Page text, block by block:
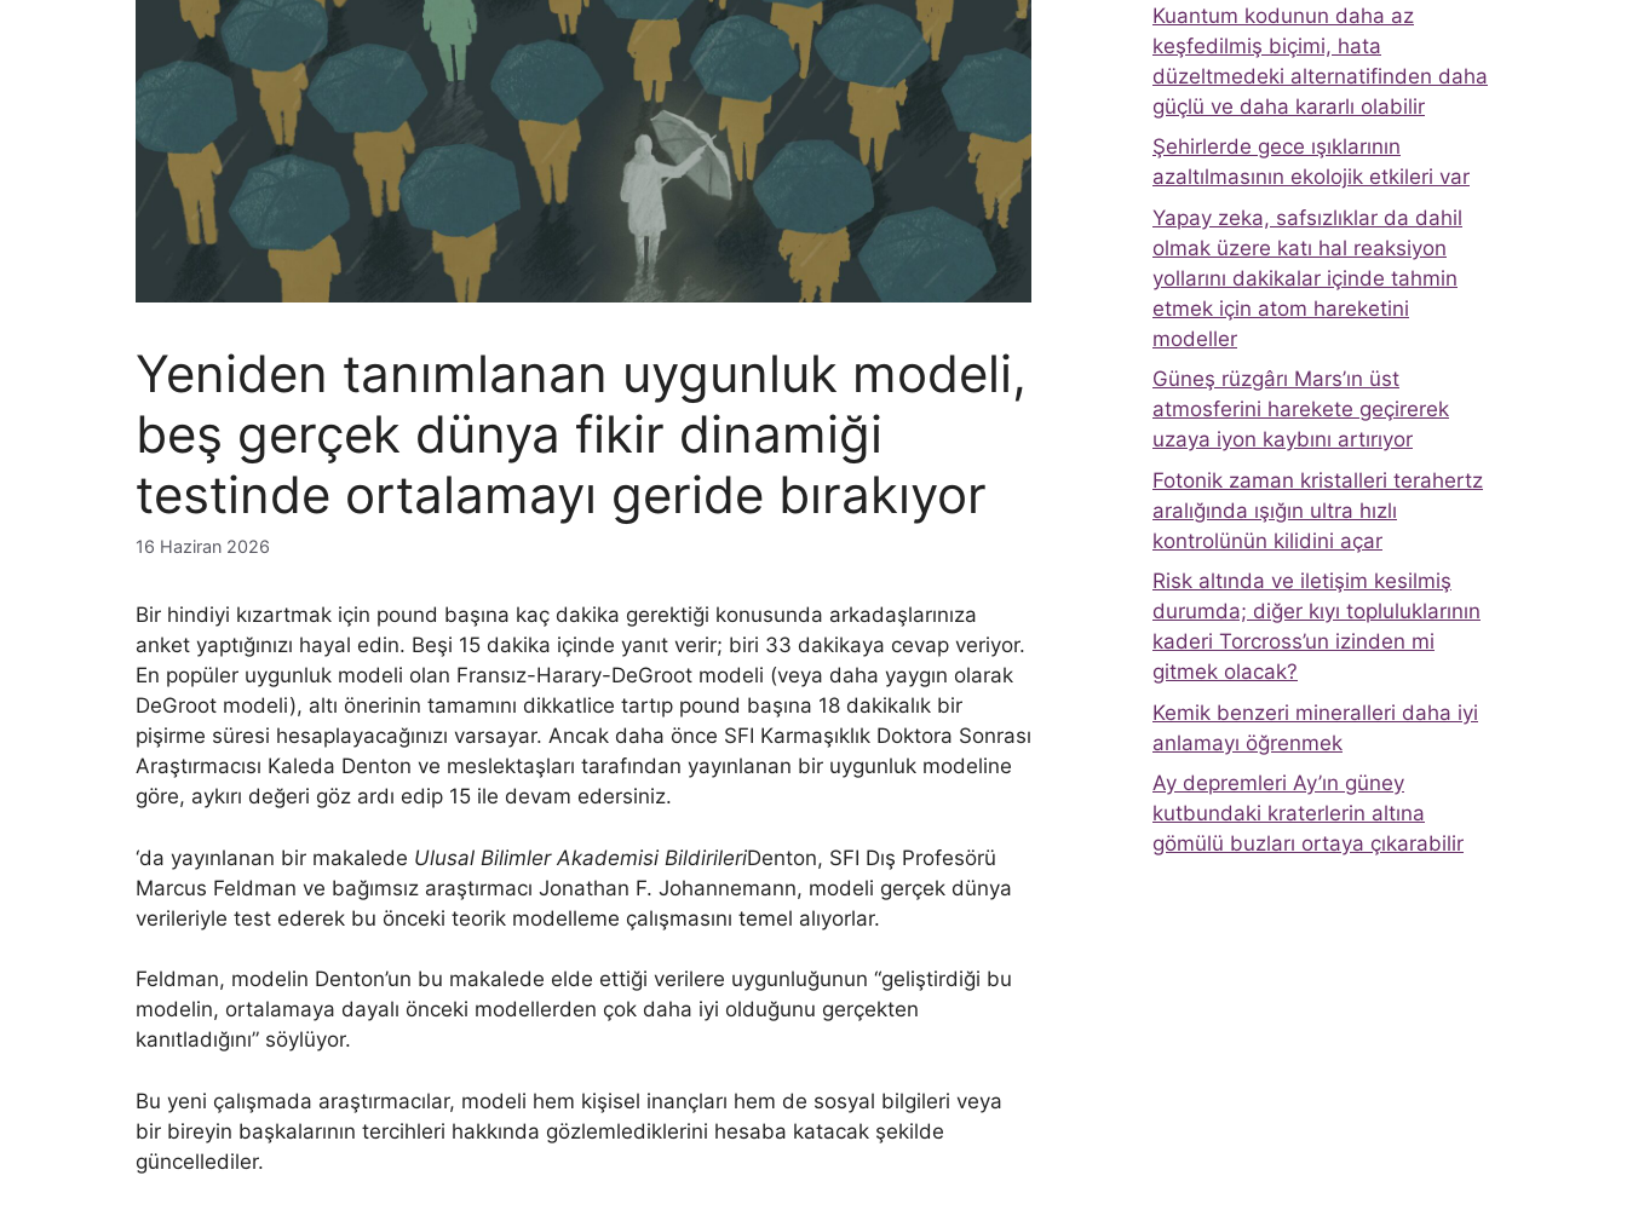
Yeniden tanımlanan uygunluk modeli,
beş gerçek dünya fikir dinamiği
testinde ortalamayı geride bırakıyor
16 Haziran 2026
Bir hindiyi kızartmak için pound başına kaç dakika gerektiği konusunda arkadaşlarınıza
anket yaptığınızı hayal edin. Beşi 15 dakika içinde yanıt verir; biri 33 dakikaya cevap veriyor.
En popüler uygunluk modeli olan Fransız-Harary-DeGroot modeli (veya daha yaygın olarak
DeGroot modeli), altı önerinin tamamını dikkatlice tartıp pound başına 18 dakikalık bir
pişirme süresi hesaplayacağınızı varsayar. Ancak daha önce SFI Karmaşıklık Doktora Sonrası
Araştırmacısı Kaleda Denton ve meslektaşları tarafından yayınlanan bir uygunluk modeline
göre, aykırı değeri göz ardı edip 15 ile devam edersiniz.
‘da yayınlanan bir makalede Ulusal Bilimler Akademisi BildirileriDenton, SFI Dış Profesörü
Marcus Feldman ve bağımsız araştırmacı Jonathan F. Johannemann, modeli gerçek dünya
verileriyle test ederek bu önceki teorik modelleme çalışmasını temel alıyorlar.
Feldman, modelin Denton’un bu makalede elde ettiği verilere uygunluğunun “geliştirdiği bu
modelin, ortalamaya dayalı önceki modellerden çok daha iyi olduğunu gerçekten
kanıtladığını” söylüyor.
Bu yeni çalışmada araştırmacılar, modeli hem kişisel inançları hem de sosyal bilgileri veya
bir bireyin başkalarının tercihleri ​​hakkında gözlemlediklerini hesaba katacak şekilde
güncellediler.
Kuantum kodunun daha az
keşfedilmiş biçimi, hata
düzeltmedeki alternatifinden daha
güçlü ve daha kararlı olabilir
Şehirlerde gece ışıklarının
azaltılmasının ekolojik etkileri var
Yapay zeka, safsızlıklar da dahil
olmak üzere katı hal reaksiyon
yollarını dakikalar içinde tahmin
etmek için atom hareketini
modeller
Güneş rüzgârı Mars’ın üst
atmosferini harekete geçirerek
uzaya iyon kaybını artırıyor
Fotonik zaman kristalleri terahertz
aralığında ışığın ultra hızlı
kontrolünün kilidini açar
Risk altında ve iletişim kesilmiş
durumda; diğer kıyı topluluklarının
kaderi Torcross’un izinden mi
gitmek olacak?
Kemik benzeri mineralleri daha iyi
anlamayı öğrenmek
Ay depremleri Ay’ın güney
kutbundaki kraterlerin altına
gömülü buzları ortaya çıkarabilir